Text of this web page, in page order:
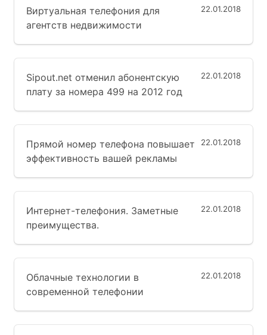
22.01.2018
Виртуальная телефония для
агентств недвижимости
22.01.2018
Sipout.net отменил абонентскую
плату за номера 499 на 2012 год
22.01.2018
Прямой номер телефона повышает
эффективность вашей рекламы
22.01.2018
Интернет-телефония. Заметные
преимущества.
22.01.2018
Облачные технологии в
современной телефонии